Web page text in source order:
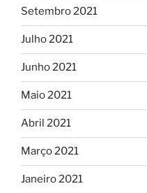
Setembro 2021
Julho 2021
Junho 2021
Maio 2021
Abril 2021
Março 2021
Janeiro 2021